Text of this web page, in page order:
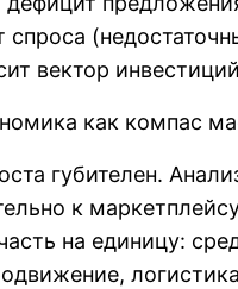
спроса
вектор
как компас
губителен.
к
на единицу: